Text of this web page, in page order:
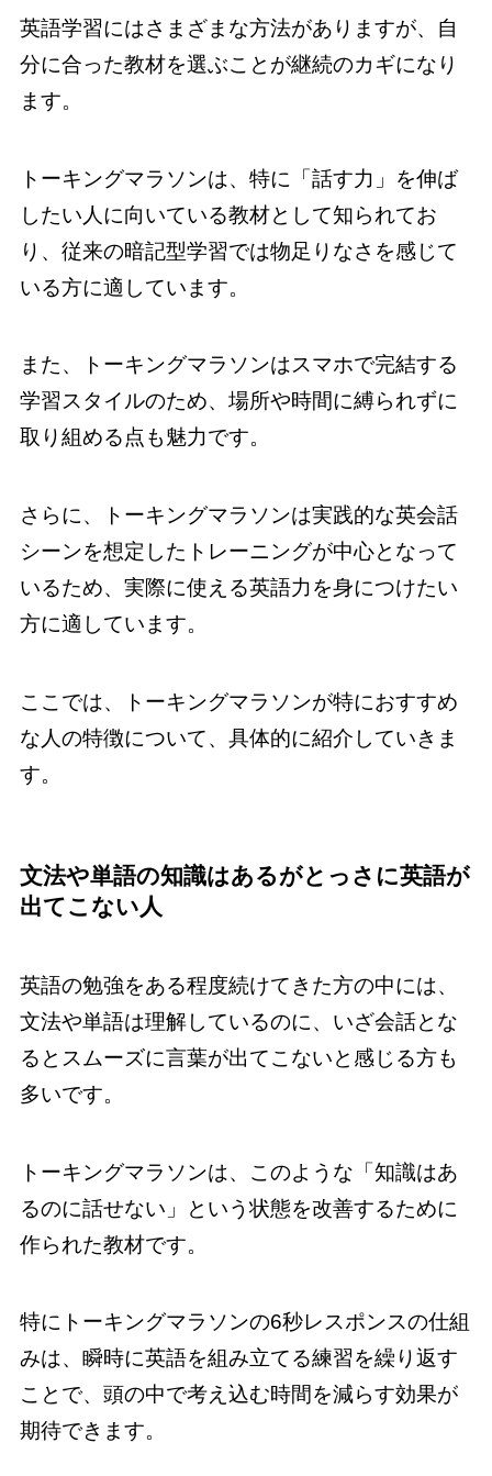
英語学習にはさまざまな方法がありますが、自
分に合った教材を選ぶことが継続のカギになり
ます。
トーキングマラソンは、特に「話す力」を伸ば
したい人に向いている教材として知られてお
り、従来の暗記型学習では物足りなさを感じて
いる方に適しています。
また、トーキングマラソンはスマホで完結する
学習スタイルのため、場所や時間に縛られずに
取り組める点も魅力です。
さらに、トーキングマラソンは実践的な英会話
シーンを想定したトレーニングが中心となって
いるため、実際に使える英語力を身につけたい
方に適しています。
ここでは、トーキングマラソンが特におすすめ
な人の特徴について、具体的に紹介していきま
す。
文法や単語の知識はあるがとっさに英語が
出てこない人
英語の勉強をある程度続けてきた方の中には、
文法や単語は理解しているのに、いざ会話とな
るとスムーズに言葉が出てこないと感じる方も
多いです。
トーキングマラソンは、このような「知識はあ
るのに話せない」という状態を改善するために
作られた教材です。
特にトーキングマラソンの6秒レスポンスの仕組
みは、瞬時に英語を組み立てる練習を繰り返す
ことで、頭の中で考え込む時間を減らす効果が
期待できます。